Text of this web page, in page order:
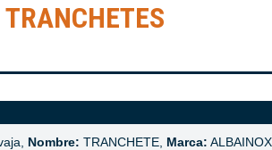
Nombre: TRANCHETE, Marca: ALBAINOX,